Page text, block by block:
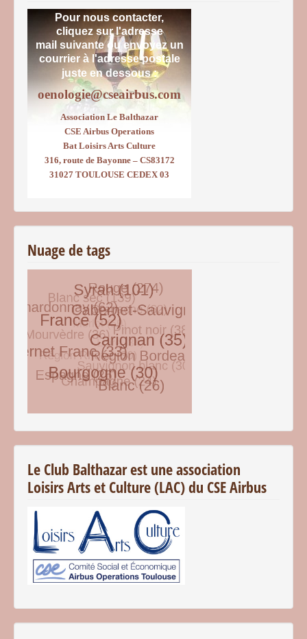
Pour nous contacter,
cliquez sur l'adresse
mail suivante ou envoyez un
courrierà l'adresse postale
juste en dessous :
oenologie@cseairbus.com
Association Le Balthazar
CSE Airbus Operations
Bat Loisirs Arts Culture
316, route de Bayonne – CS83172
31027 TOULOUSE CEDEX 03
Nuage de tags
Le Club Balthazar est une association
Loisirs Arts et Culture (LAC) du CSE Airbus